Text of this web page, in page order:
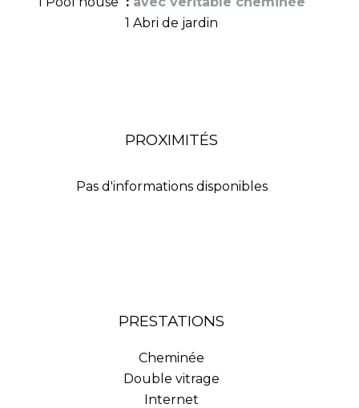
1 Abri de jardin
PROXIMITÉS
Pas d'informations disponibles
PRESTATIONS
Cheminée
Double vitrage
Internet